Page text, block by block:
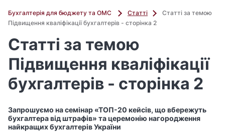
Бухгалтерія для бюджету та ОМС Статті
Статті за темою
Підвищення кваліфікації бухгалтерів - сторінка 2
Статті за темою
Підвищення кваліфікації
бухгалтерів - сторінка 2
Запрошуємо на семінар «ТОП-20 кейсів, що вбережуть
бухгалтера від штрафів» та церемонію нагородження
найкращих бухгалтерів України